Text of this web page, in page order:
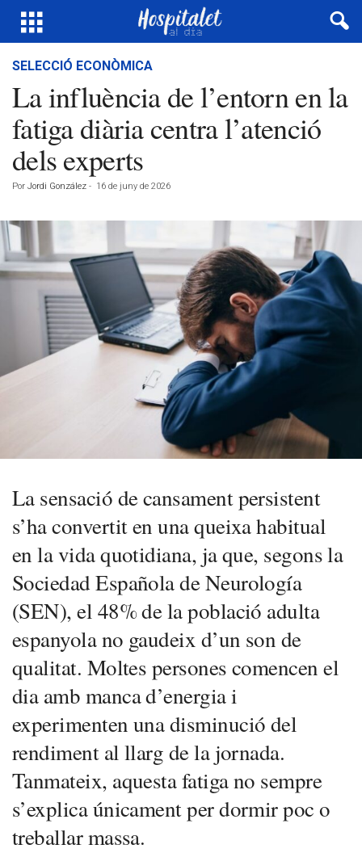
SELECCIÓ ECONÒMICA
La influència de l’entorn en la
fatiga diària centra l’atenció
dels experts
Por Jordi González - 16 de juny de 2026
La sensació de cansament persistent
s’ha convertit en una queixa habitual
en la vida quotidiana, ja que, segons la
Sociedad Española de Neurología
(SEN), el 48% de la població adulta
espanyola no gaudeix d’un son de
qualitat. Moltes persones comencen el
dia amb manca d’energia i
experimenten una disminució del
rendiment al llarg de la jornada.
Tanmateix, aquesta fatiga no sempre
s’explica únicament per dormir poc o
treballar massa.